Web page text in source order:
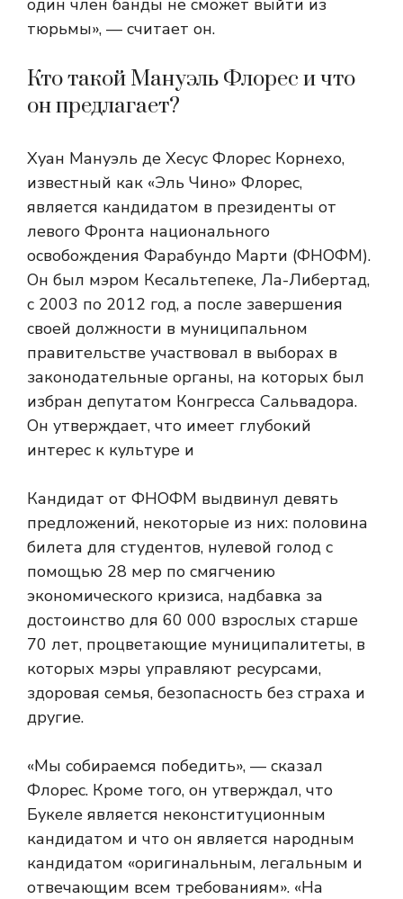
один член банды не сможет выйти из
тюрьмы», — считает он.
Кто такой Мануэль Флорес и что
он предлагает?
Хуан Мануэль де Хесус Флорес Корнехо,
известный как «Эль Чино» Флорес,
является кандидатом в президенты от
левого Фронта национального
освобождения Фарабундо Марти (ФНОФМ).
Он был мэром Кесальтепеке, Ла-Либертад,
с 2003 по 2012 год, а после завершения
своей должности в муниципальном
правительстве участвовал в выборах в
законодательные органы, на которых был
избран депутатом Конгресса Сальвадора.
Он утверждает, что имеет глубокий
интерес к культуре и
Кандидат от ФНОФМ выдвинул девять
предложений, некоторые из них: половина
билета для студентов, нулевой голод с
помощью 28 мер по смягчению
экономического кризиса, надбавка за
достоинство для 60 000 взрослых старше
70 лет, процветающие муниципалитеты, в
которых мэры управляют ресурсами,
здоровая семья, безопасность без страха и
другие.
«Мы собираемся победить», — сказал
Флорес. Кроме того, он утверждал, что
Букеле является неконституционным
кандидатом и что он является народным
кандидатом «оригинальным, легальным и
отвечающим всем требованиям». «На